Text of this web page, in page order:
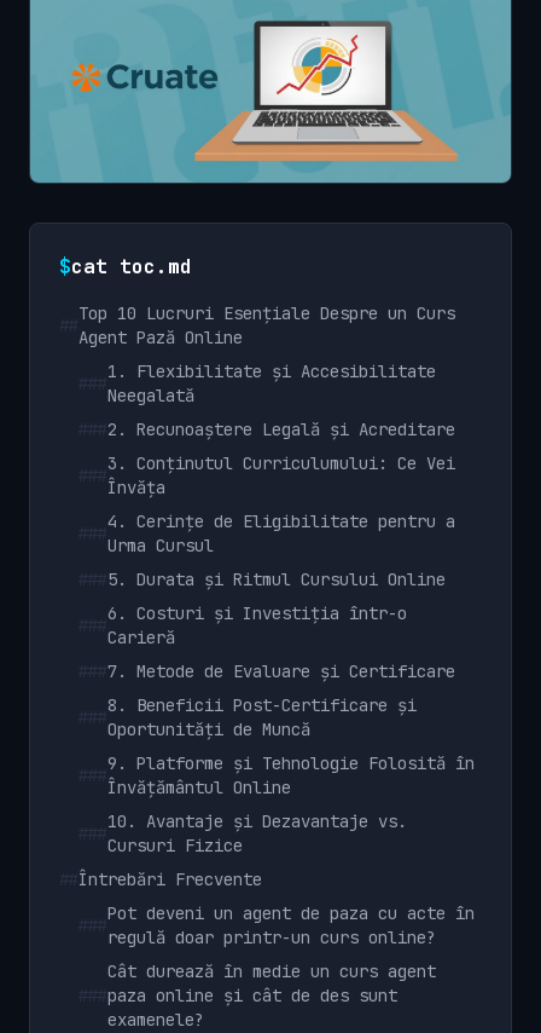
$cat toc.md
Top 10 Lucruri Esențiale Despre un Curs
Agent Pază Online
1. Flexibilitate și Accesibilitate
Neegalată
2. Recunoaștere Legală și Acreditare
3. Conținutul Curriculumului: Ce Vei
Învăța
4. Cerințe de Eligibilitate pentru a
Urma Cursul
5. Durata și Ritmul Cursului Online
6. Costuri și Investiția într-o
Carieră
7. Metode de Evaluare și Certificare
8. Beneficii Post-Certificare și
Oportunități de Muncă
9. Platforme și Tehnologie Folosită în
Învățământul Online
10. Avantaje și Dezavantaje vs.
Cursuri Fizice
Întrebări Frecvente
Pot deveni un agent de paza cu acte în
regulă doar printr-un curs online?
Cât durează în medie un curs agent
paza online și cât de des sunt
examenele?